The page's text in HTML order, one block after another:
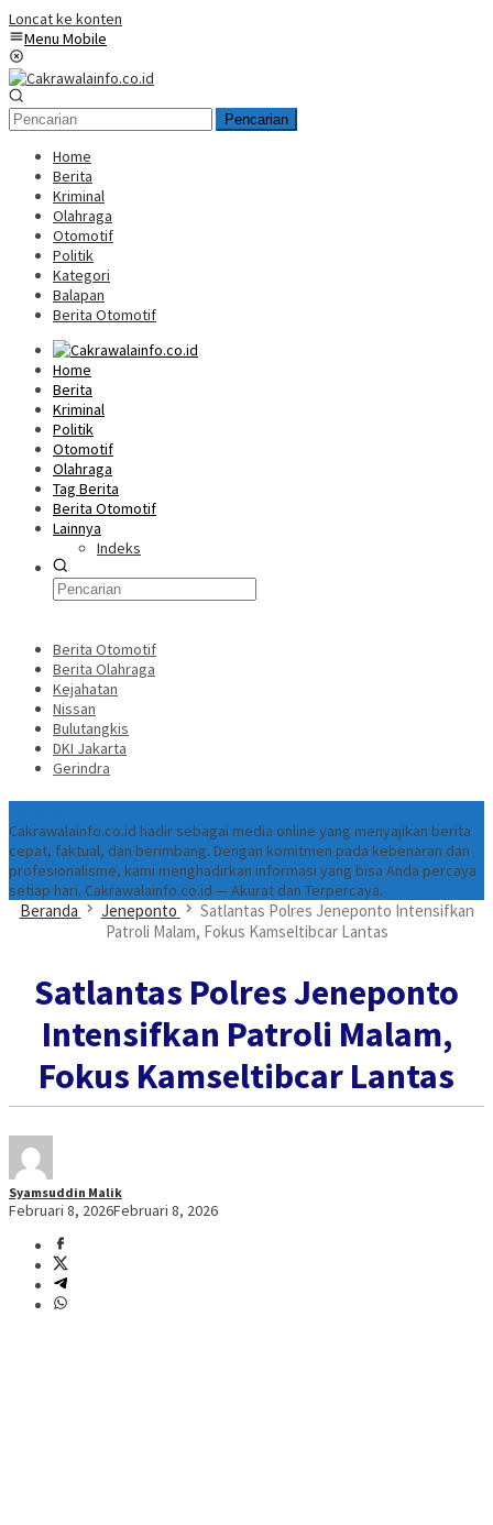
Loncat ke konten
Menu Mobile
Pencarian
Home
Berita
Kriminal
Olahraga
Otomotif
Politik
Kategori
Balapan
Berita Otomotif
Home
Berita
Kriminal
Politik
Otomotif
Olahraga
Tag Berita
Berita Otomotif
Lainnya
Indeks
Berita Otomotif
Berita Olahraga
Kejahatan
Nissan
Bulutangkis
DKI Jakarta
Gerindra
Cakrawalainfo.co.id hadir sebagai media online yang menyajikan berita
cepat, faktual, dan berimbang. Dengan komitmen pada kebenaran dan
profesionalisme, kami menghadirkan informasi yang bisa Anda percaya
setiap hari. Cakrawalainfo.co.id — Akurat dan Terpercaya.
Beranda Jeneponto
Satlantas Polres Jeneponto Intensifkan
Patroli Malam, Fokus Kamseltibcar Lantas
Satlantas Polres Jeneponto
Intensifkan Patroli Malam,
Fokus Kamseltibcar Lantas
Syamsuddin Malik
Februari 8, 2026Februari 8, 2026